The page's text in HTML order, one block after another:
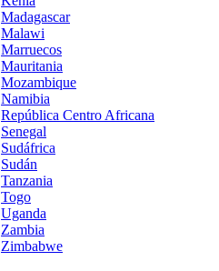
Madagascar
Malawi
Marruecos
Mauritania
Mozambique
Namibia
República Centro Africana
Senegal
Sudáfrica
Sudán
Tanzania
Togo
Uganda
Zambia
Zimbabwe